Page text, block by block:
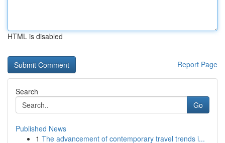
HTML is disabled
Report Page
Search
Go
Published News
1 The advancement of contemporary travel trends i...